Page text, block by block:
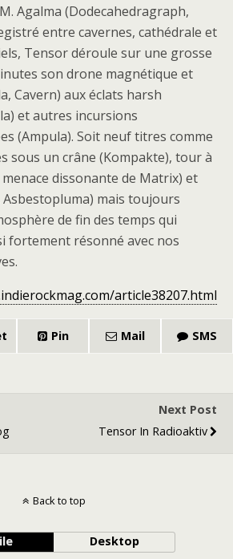
Agalma (Dodecahedragraph,
entre cavernes, cathédrale et
Tensor déroule sur une grosse
son drone magnétique et
Cavern) aux éclats harsh
et autres incursions
(Ampula). Soit neuf titres comme
sous un crâne (Kompakte), tour à
dissonante de Matrix) et
mais toujours
de fin des temps qui
fortement résonné avec nos
article38207.html
Pin Mail SMS
Next Post
Tensor In Radioaktiv
Back to top
Desktop